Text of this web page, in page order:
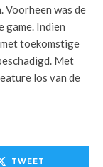
Voorheen was de
game. Indien
toekomstige
Met
los van de
TWEET